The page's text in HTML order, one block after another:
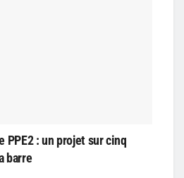
PPE2 : un projet sur cinq
barre